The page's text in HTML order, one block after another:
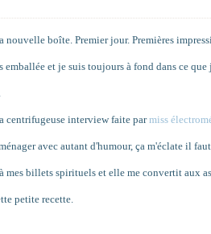
nouvelle boîte. Premier jour. Premières
et je suis toujours à fond dans ce que
centrifugeuse interview faite parmiss
avec autant d'humour, ça m'éclate il
mes billets spirituels et elle me convertit aux
petite recette.